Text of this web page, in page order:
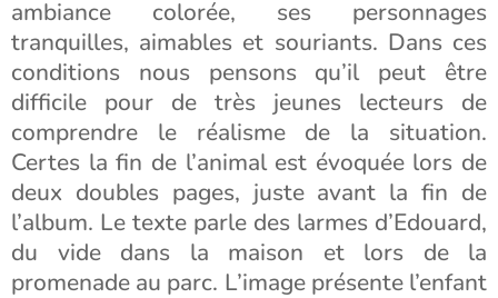
ambiance colorée, ses personnages
tranquilles, aimables et souriants. Dans ces
conditions nous pensons qu’il peut être
difficile pour de très jeunes lecteurs de
comprendre le réalisme de la situation.
Certes la fin de l’animal est évoquée lors de
deux doubles pages, juste avant la fin de
l’album. Le texte parle des larmes d’Edouard,
du vide dans la maison et lors de la
promenade au parc. L’image présente l’enfant